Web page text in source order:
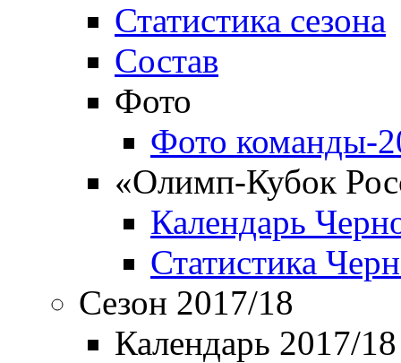
Статистика сезона
Состав
Фото
Фото команды-
«Олимп-Кубок
Календарь
Статистика
Сезон 2017/18
Календарь 2017/18